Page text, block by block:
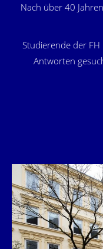
Nach über 40
Studierende der FH
Antworten